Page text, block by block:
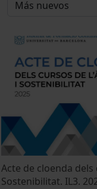
Acte de cloenda dels
Sostenibilitat. IL3.